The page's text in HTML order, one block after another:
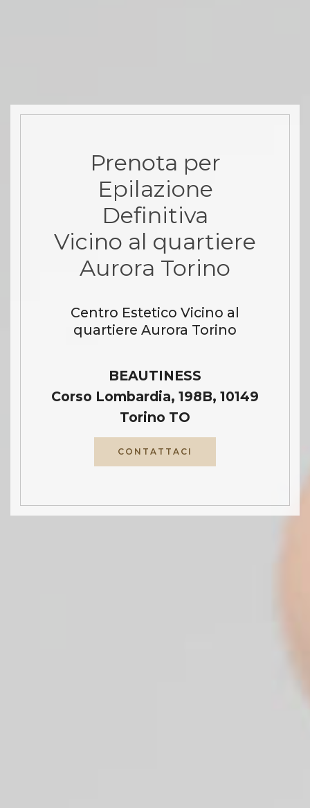
Prenota per
Epilazione
Definitiva
Vicino al quartiere
Aurora Torino
Centro Estetico Vicino al
quartiere Aurora Torino
BEAUTINESS
Corso Lombardia, 198B, 10149
Torino TO
CONTATTACI